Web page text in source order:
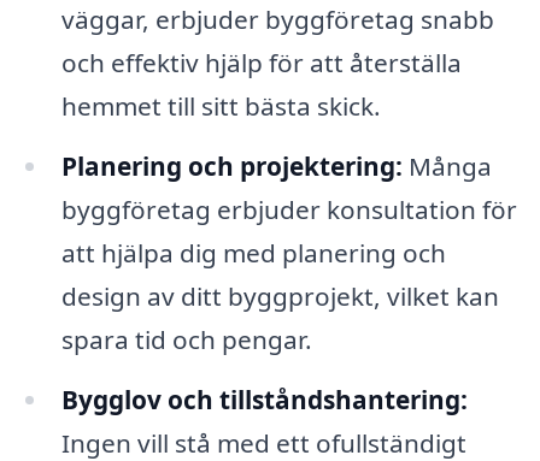
väggar, erbjuder byggföretag snabb
och effektiv hjälp för att återställa
hemmet till sitt bästa skick.
Planering och projektering: Många
byggföretag erbjuder konsultation för
att hjälpa dig med planering och
design av ditt byggprojekt, vilket kan
spara tid och pengar.
Bygglov och tillståndshantering:
Ingen vill stå med ett ofullständigt